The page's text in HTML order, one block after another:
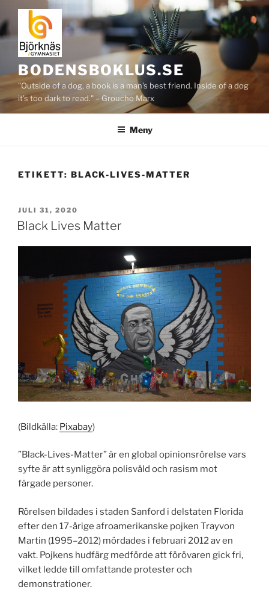
Hoppa
till
innehåll
BODENSBOKLUS.SE
"Outside of a dog, a book is a man's best friend. Inside of a dog
it's too dark to read." – Groucho Marx
Meny
ETIKETT: BLACK-LIVES-MATTER
PUBLICERAT
JULI 31, 2020
Black Lives Matter
(Bildkälla: Pixabay)
”Black-Lives-Matter”är en global opinionsrörelse vars
syfte är att synliggöra polisvåld och rasism mot
färgade personer.
Rörelsen bildades i staden Sanford i delstaten Florida
efter den 17-årige afroamerikanske pojken Trayvon
Martin (1995–2012) mördades i februari 2012 av en
vakt. Pojkens hudfärg medförde att förövaren gick fri,
vilket ledde till omfattande protester och
demonstrationer.